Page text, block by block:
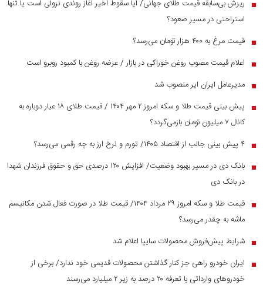
■
ریزش بی‌سابقه قیمت طلای جهانی/ آیا سقوط اخیر آغاز روندی نزولی است یا تنها
استراحتی در مسیر صعود؟
■ قیمت مرغ به ۴۰۰ هزار تومان می‌رسد؟
■ اعلام قیمت مصوب روغن خوراکی در بازار / عرضه روغن با کمبود روبرو است
■ مدیرعامل ایران ایر منصوب شد
■
پیش بینی قیمت طلا و سکه امروز ۲ مهر ۱۴۰۴ / قیمت طلای ۱۸ عیار دوباره به
کانال ۷ میلیون تومان بازمی‌گردد؟
■ ۴ پیش بینی جالب از اقتصاد ۱۴۰۵/ تورم و نرخ ارز به چه رقمی می‌رسد؟
■
بانک دی در مسیر بهبود وضعیت/ افزایش ۱۲۰ درصدی حق و حقوق فرزندان شهدا
در بانک دی
■
قیمت طلا و سکه امروز ۲۹ مرداد ۱۴۰۴/ قیمت طلا در صورت فعال شدن مکانیسم
ماشه به چقدر می‌رسد؟
■ شرایط پیش‌فروش محصولات سایپا اعلام شد
■
ایران خودرو راهی جز کنار گذاشتن محصولات قدیمی خود ندارد/ برخی از
خودرو‌های وارداتی با تعرفه ۲۰ درصد به زیر ۲ میلیارد می‌رسند